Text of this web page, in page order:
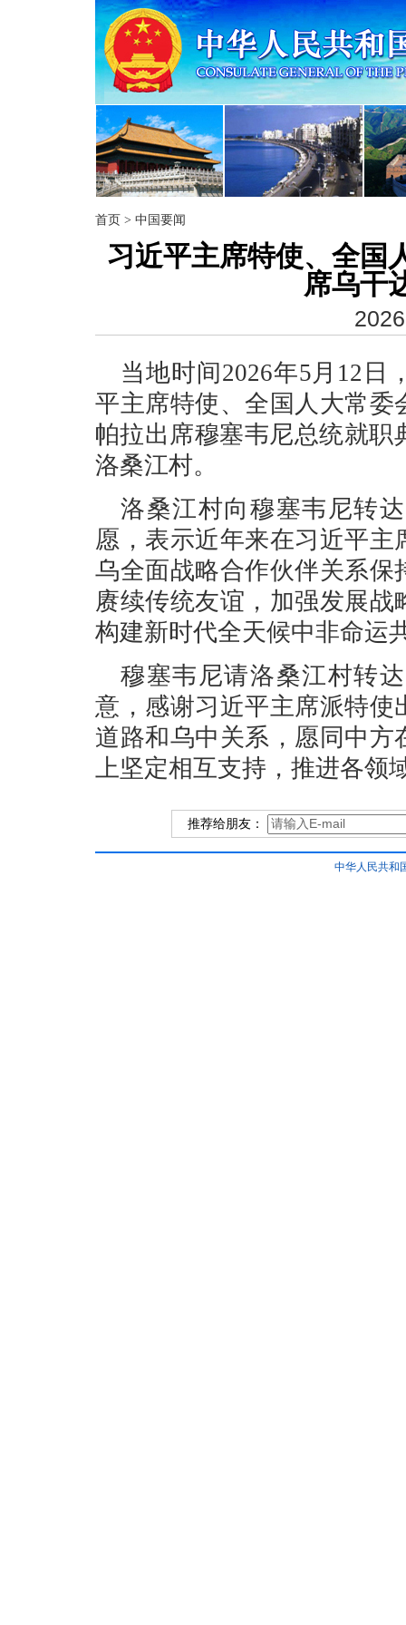
首页 > 中国要闻
习近平主席特使、全国
席乌干
当地时间2026年5月12日
平主席特使、全国人大常
帕拉出席穆塞韦尼总统就职
洛桑江村。
洛桑江村向穆塞韦尼转
愿，表示近年来在习近平
乌全面战略合作伙伴关系
赓续传统友谊，加强发展
构建新时代全天候中非命运
穆塞韦尼请洛桑江村转
意，感谢习近平主席派特
道路和乌中关系，愿同中
上坚定相互支持，推进各领
推荐给朋友：
中华人民共和